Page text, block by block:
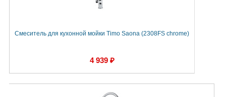
Смеситель для кухонной мойки Timo Saona (2308FS chrome)
4 939 ₽